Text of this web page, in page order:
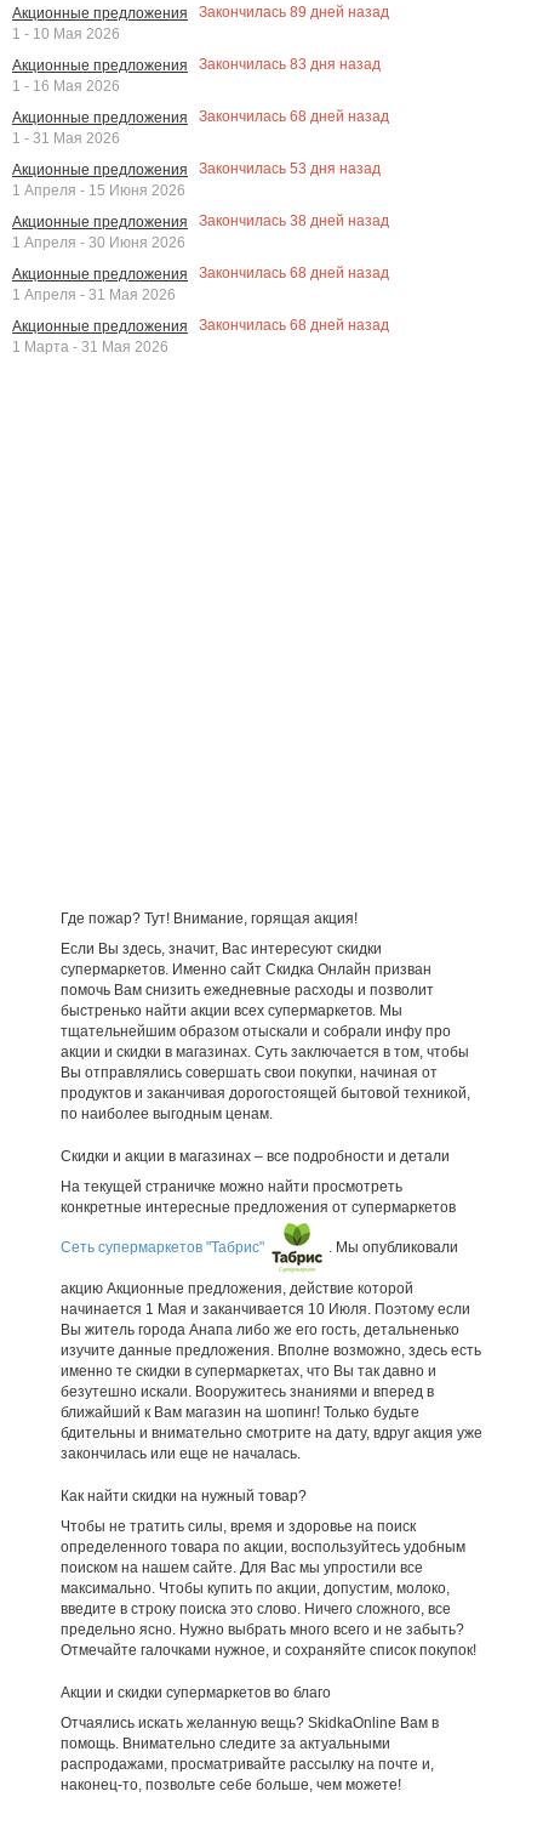
Акционные предложения
Закончилась 89 дней назад
1 - 10 Мая 2026
Акционные предложения
Закончилась 83 дня назад
1 - 16 Мая 2026
Акционные предложения
Закончилась 68 дней назад
1 - 31 Мая 2026
Акционные предложения
Закончилась 53 дня назад
1 Апреля - 15 Июня 2026
Акционные предложения
Закончилась 38 дней назад
1 Апреля - 30 Июня 2026
Акционные предложения
Закончилась 68 дней назад
1 Апреля - 31 Мая 2026
Акционные предложения
Закончилась 68 дней назад
1 Марта - 31 Мая 2026
Где пожар? Тут! Внимание, горящая акция!
Если Вы здесь, значит, Вас интересуют скидки
супермаркетов. Именно сайт Скидка Онлайн призван
помочь Вам снизить ежедневные расходы и позволит
быстренько найти акции всех супермаркетов. Мы
тщательнейшим образом отыскали и собрали инфу про
акции и скидки в магазинах. Суть заключается в том, чтобы
Вы отправлялись совершать свои покупки, начиная от
продуктов и заканчивая дорогостоящей бытовой техникой,
по наиболее выгодным ценам.
Скидки и акции в магазинах – все подробности и детали
На текущей страничке можно найти просмотреть
конкретные интересные предложения от супермаркетов
Сеть супермаркетов "Табрис" . Мы опубликовали
акцию Акционные предложения, действие которой
начинается 1 Мая и заканчивается 10 Июля. Поэтому если
Вы житель города Анапа либо же его гость, детальненько
изучите данные предложения. Вполне возможно, здесь есть
именно те скидки в супермаркетах, что Вы так давно и
безутешно искали. Вооружитесь знаниями и вперед в
ближайший к Вам магазин на шопинг! Только будьте
бдительны и внимательно смотрите на дату, вдруг акция уже
закончилась или еще не началась.
Как найти скидки на нужный товар?
Чтобы не тратить силы, время и здоровье на поиск
определенного товара по акции, воспользуйтесь удобным
поиском на нашем сайте. Для Вас мы упростили все
максимально. Чтобы купить по акции, допустим, молоко,
введите в строку поиска это слово. Ничего сложного, все
предельно ясно. Нужно выбрать много всего и не забыть?
Отмечайте галочками нужное, и сохраняйте список покупок!
Акции и скидки супермаркетов во благо
Отчаялись искать желанную вещь? SkidkaOnline Вам в
помощь. Внимательно следите за актуальными
распродажами, просматривайте рассылку на почте и,
наконец-то, позвольте себе больше, чем можете!